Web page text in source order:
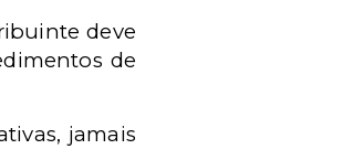
deve
de
jamais